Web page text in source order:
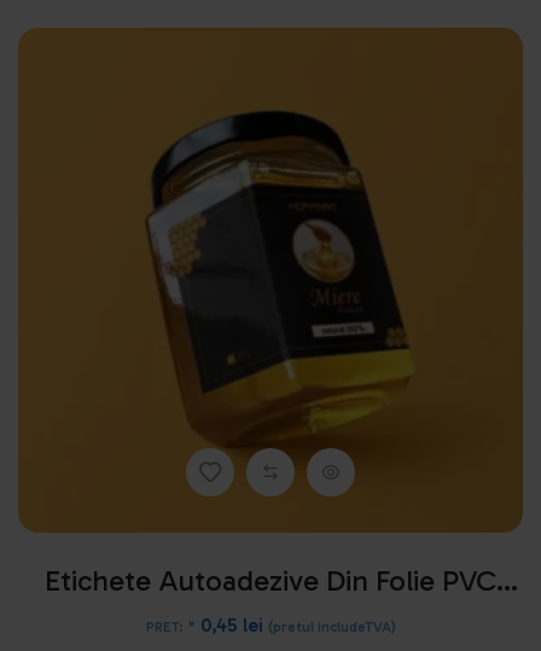
Etichete Autoadezive Din Folie PVC
Sau Hartie Autoadeziva
PRET: * 0,45 lei (pretul includeTVA)